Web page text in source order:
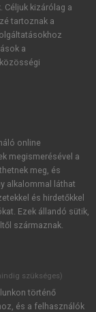
a szotar.netés a
kizárólag a
tartoznak a
a
online
megismerésével a
meg, és
alkalommal láthat
és hirdetőkkel
Ezek állandó sütik,
származnak.
szükséges)
történő
és a felhasználók